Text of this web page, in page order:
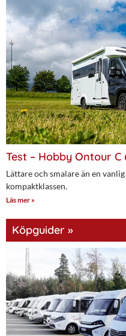
Test – Hobby Ontour C
Lättare och smalare än en
kompaktklassen.
Läs mer »
Köpguider »